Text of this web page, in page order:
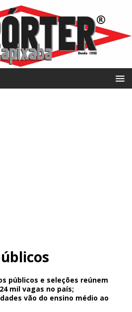
públicos e seleções reúnem
mil vagas no país;
vão do ensino médio ao